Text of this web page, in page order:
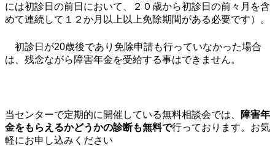
には初診日の前日において、２０歳から初診日の前々月を含
めて連続して１２か月以上以上免除期間がある必要です）。
初診日が20歳後であり免除申請も行っていなかった場合
は、残念ながら障害年金を受給する事はできません。
当センターで定期的に開催している無料相談会では、
障害年
金をもらえるかどうかの診断も無料で行っております。お気
軽にお申し込みください